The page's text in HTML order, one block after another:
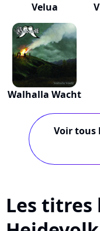
Velua
Walhalla Wacht
Voir tous
Les titres